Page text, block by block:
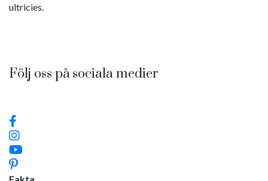
ultricies.
Följ oss på sociala medier
Fakta